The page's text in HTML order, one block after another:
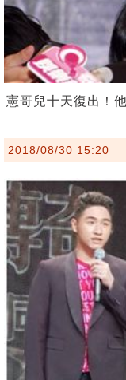
憲哥兒十天復出！
2018/08/30 15:20